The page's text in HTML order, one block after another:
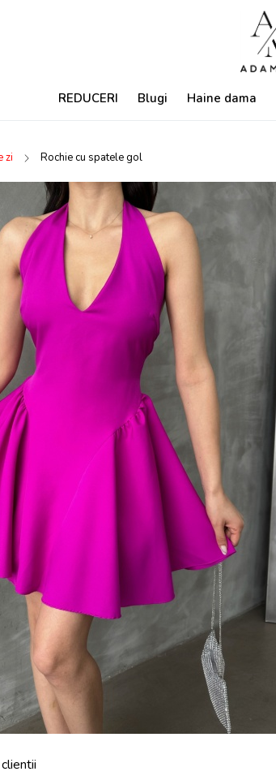
REDUCERI Blugi Haine dama
zi Rochie cu spatele gol